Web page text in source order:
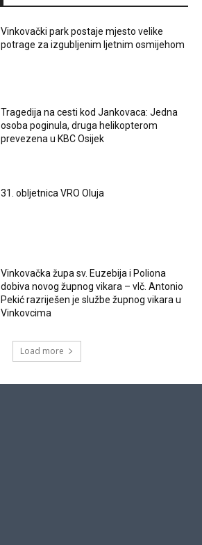
Vinkovački park postaje mjesto velike
potrage za izgubljenim ljetnim osmijehom
Tragedija na cesti kod Jankovaca: Jedna
osoba poginula, druga helikopterom
prevezena u KBC Osijek
31. obljetnica VRO Oluja
Vinkovačka župa sv. Euzebija i Poliona
dobiva novog župnog vikara – vlč. Antonio
Pekić razriješen je službe župnog vikara u
Vinkovcima
Load more